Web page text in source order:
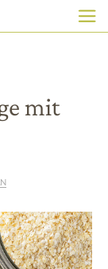
mit